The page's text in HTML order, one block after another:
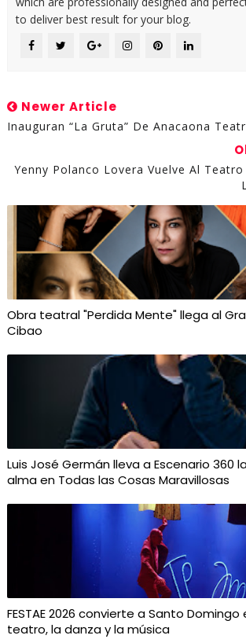
to deliver best result for your blog.
Newer Article
Inauguran “La Gruta” De Anacaona
Yenny Polanco Lovera Vuelve Al Teatro
Obra teatral "Perdida Mente" llega al
Cibao
Luis José Germán lleva a Escenario 360
alma en Todas las Cosas Maravillosas
FESTAE 2026 convierte a Santo
teatro, la danza y la música